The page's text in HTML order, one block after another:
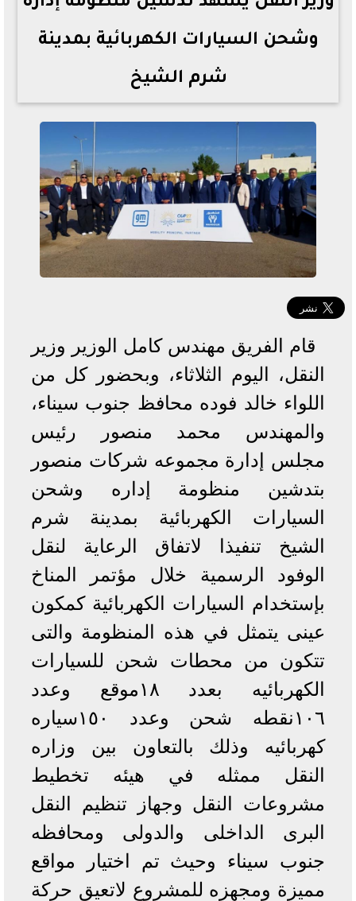
وشحن السيارات الكهربائية بمدينة
شرم الشيخ
قام الفريق مهندس كامل الوزير وزير
النقل، اليوم الثلاثاء، وبحضور كل من
اللواء خالد فوده محافظ جنوب سيناء،
والمهندس محمد منصور رئيس
مجلس إدارة مجموعه شركات منصور
بتدشين منظومة إداره وشحن
السيارات الكهربائية بمدينة شرم
الشيخ تنفيذا لاتفاق الرعاية لنقل
الوفود الرسمية خلال مؤتمر المناخ
بإستخدام السيارات الكهربائية كمكون
عينى يتمثل في هذه المنظومة والتى
تتكون من محطات شحن للسيارات
الكهربائيه بعدد ١٨موقع وعدد
١٠٦نقطه شحن وعدد ١٥٠سياره
كهربائيه وذلك بالتعاون بين وزاره
النقل ممثله في هيئه تخطيط
مشروعات النقل وجهاز تنظيم النقل
البرى الداخلى والدولى ومحافظه
جنوب سيناء وحيث تم اختيار مواقع
مميزة ومجهزه للمشروع لاتعيق حركة